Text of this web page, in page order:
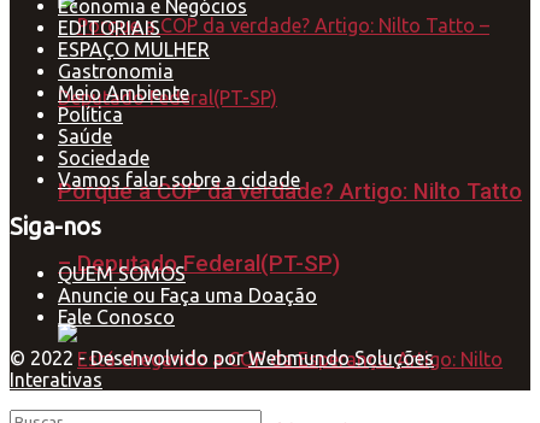
Porque a COP da verdade? Artigo: Nilto Tatto
– Deputado Federal(PT-SP)
Economia e Negócios
EDITORIAIS
ESPAÇO MULHER
Gastronomia
Meio Ambiente
Política
Saúde
Sociedade
Vamos falar sobre a cidade
Siga-nos
QUEM SOMOS
Anuncie ou Faça uma Doação
Fale Conosco
© 2022 - Desenvolvido porWebmundo Soluções
Interativas